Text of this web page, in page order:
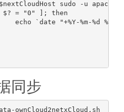
sudo -u apache
$? = "0" ]; then
echo `date "+%Y-%m-%d
同步